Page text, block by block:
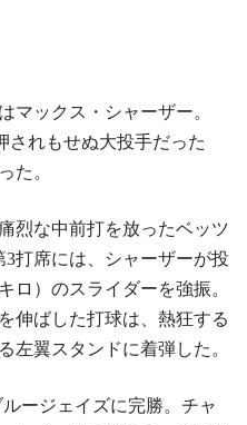
ックス・シャーザー。
されもせぬ大投手だった
た。
烈な中前打を放ったベッツ
打席には、シャーザーが投
ロ）のスライダーを強振。
伸ばした打球は、熱狂する
左翼スタンドに着弾した。
ージェイズに完勝。チャ